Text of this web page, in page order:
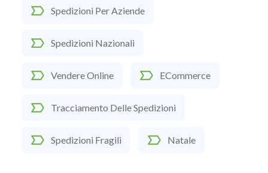
Spedizioni Per Aziende
Spedizioni Nazionali
Vendere Online ECommerce
Tracciamento Delle Spedizioni
Spedizioni Fragili Natale